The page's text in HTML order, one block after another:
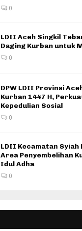
0
LDII Aceh Singkil
Daging Kurban untuk
0
DPW LDII Provinsi
Kurban 1447 H,
Kepedulian Sosial
0
LDII Kecamatan Syiah
Area Penyembelihan
Idul Adha
0